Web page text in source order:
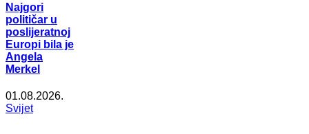
Najgori
političar u
poslijeratnoj
Europi bila je
Angela
Merkel
01.08.2026.
Svijet